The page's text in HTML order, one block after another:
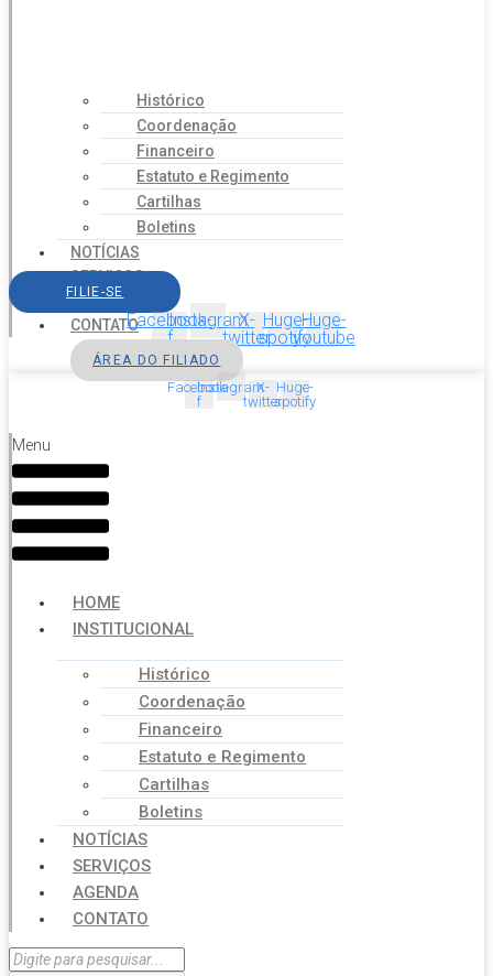
Histórico
Coordenação
Financeiro
Estatuto e Regimento
Cartilhas
Boletins
NOTÍCIAS
SERVIÇOS
AGENDA
CONTATO
FILIE-SE
Facebook-
f
InstagramX-
twitter
Huge-
spotify
Huge-
youtube
ÁREA DO FILIADO
Facebook-
f
InstagramX-
twitter
Huge-
spotify
Menu
HOME
INSTITUCIONAL
Histórico
Coordenação
Financeiro
Estatuto e Regimento
Cartilhas
Boletins
NOTÍCIAS
SERVIÇOS
AGENDA
CONTATO